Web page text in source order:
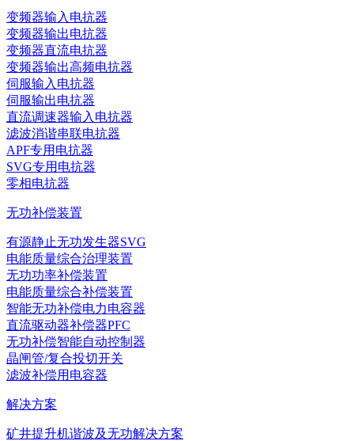
变频器输入电抗器
变频器输出电抗器
变频器直流电抗器
变频器输出高频电抗器
伺服输入电抗器
伺服输出电抗器
直流调速器输入电抗器
滤波消谐串联电抗器
APF专用电抗器
SVG专用电抗器
零相电抗器
无功补偿装置
有源静止无功发生器SVG
电能质量综合治理装置
无功功率补偿装置
电能质量综合补偿装置
智能无功补偿电力电容器
直流驱动器补偿器PFC
无功补偿智能自动控制器
晶闸管/复合投切开关
滤波补偿用电容器
解决方案
矿井提升机谐波及无功解决方案